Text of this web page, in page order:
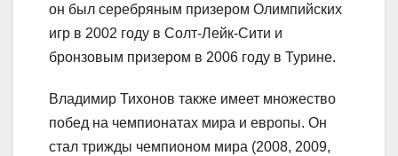
он был серебряным призером Олимпийских
игр в 2002 году в Солт-Лейк-Сити и
бронзовым призером в 2006 году в Турине.
Владимир Тихонов также имеет множество
побед на чемпионатах мира и европы. Он
стал трижды чемпионом мира (2008, 2009,